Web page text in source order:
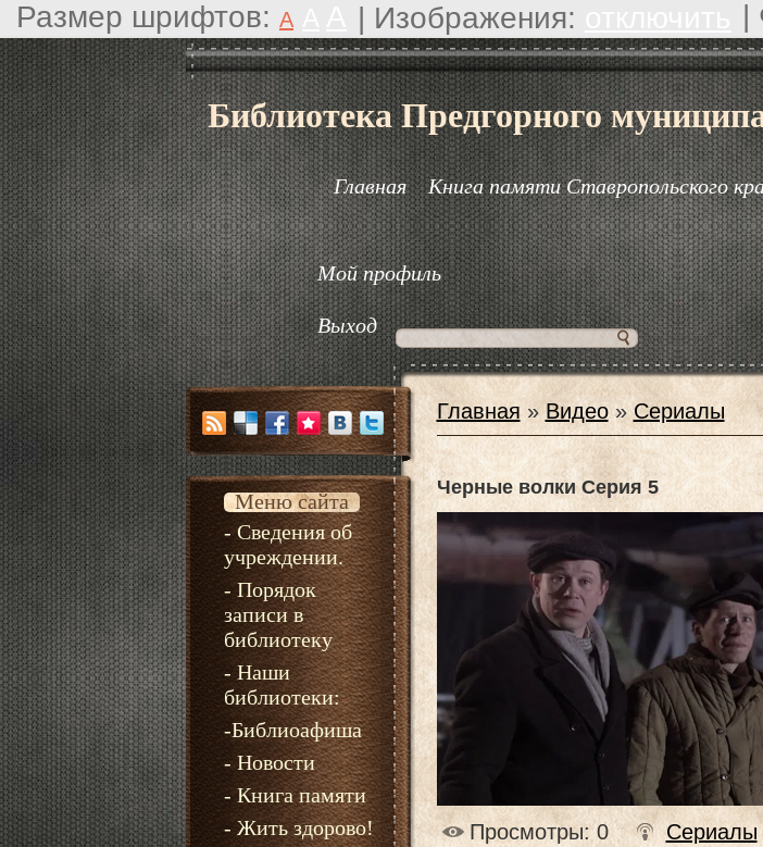
Размер шрифтов: A | Изображения: |
Библиотека Предгорного
Главная Книга памяти Ставропольского
Мой профиль
Выход
Меню сайта
- Сведения об
учреждении.
- Порядок
записи в
библиотеку
- Наши
библиотеки:
-Библиоафиша
- Новости
- Книга памяти
- Жить здорово!
Главная »Видео» Сериалы
Черные волки Серия 5
Просмотры: 0 Сериалы